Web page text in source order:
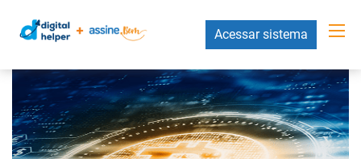
Acessar sistema